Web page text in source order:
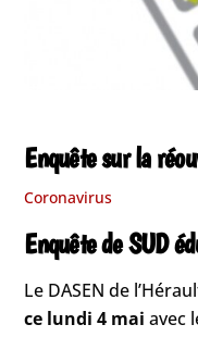
Enquête sur la
Coronavirus
Enquête de SUD
Le DASEN de
ce lundi 4 mai avec